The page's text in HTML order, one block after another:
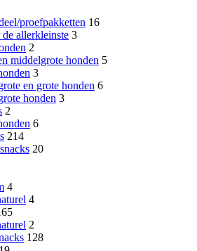
proefpakketten 16
allerkleinste 3
2
middelgrote honden 5
3
en grote honden 6
honden 3
2
6
214
20
4
4
2
128